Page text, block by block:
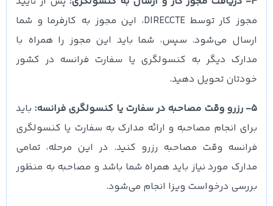
مجوز کار توسط DIRECCTE، این مجوز به کارفرما و شما
ارسال می‌شود. سپس، شما باید این مجوز را همراه با
مدارک دیگر به کنسولگری یا سفارت فرانسه در کشور
خودتان تحویل دهید.
5- رزرو وقت مصاحبه در سفارت یا کنسولگری فرانسه:
باید
برای انجام مصاحبه و ارائه مدارک به سفارت یا کنسولگری
فرانسه وقت مصاحبه رزرو کنید. در این مرحله، تمامی
مدارک مورد نیاز باید همراه شما باشد و مصاحبه به منظور
بررسی درخواست ویزا انجام می‌شود.